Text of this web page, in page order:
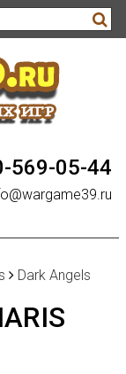
569-05-44
Dark Angels